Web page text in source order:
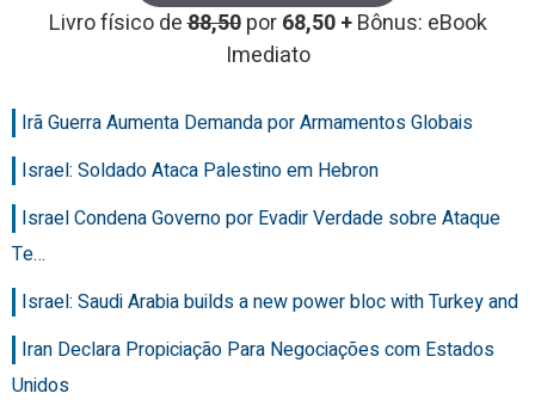
Livro físico de88,50 por68,50 +Bônus: eBook
Imediato
Irã Guerra Aumenta Demanda por Armamentos Globais
Israel: Soldado Ataca Palestino em Hebron
Israel Condena Governo por Evadir Verdade sobre Ataque
Te…
Israel: Saudi Arabia builds a new power bloc with Turkey and
Iran Declara Propiciação Para Negociações com Estados
Unidos